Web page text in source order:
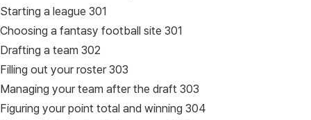
Starting a league 301
Choosing a fantasy football site 301
Drafting a team 302
Filling out your roster 303
Managing your team after the draft 303
Figuring your point total and winning 304